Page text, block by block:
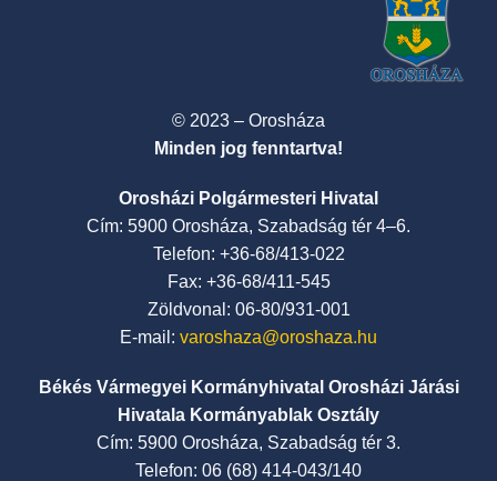
© 2023 – Orosháza
Minden jog fenntartva!
Orosházi Polgármesteri Hivatal
Cím: 5900 Orosháza, Szabadság tér 4–6.
Telefon: +36-68/413-022
Fax: +36-68/411-545
Zöldvonal: 06-80/931-001
E-mail: varoshaza@oroshaza.hu
Békés Vármegyei Kormányhivatal Orosházi Járási
Hivatala Kormányablak Osztály
Cím: 5900 Orosháza, Szabadság tér 3.
Telefon: 06 (68) 414-043/140